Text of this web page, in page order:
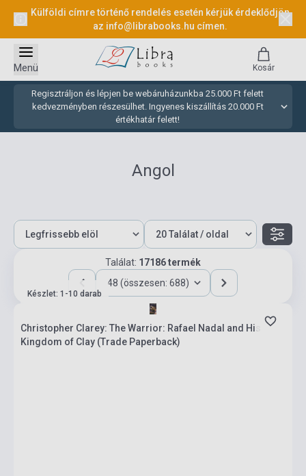
Külföldi címre történő rendelés esetén kérjük érdeklődjön
az info@librabooks.hu címen.
Regisztráljon és lépjen be webáruházunkba 25.000 Ft felett
kedvezményben részesülhet. Ingyenes kiszállítás 20.000 Ft
értékhatár felett!
Menü Kosár
Angol
Találat: 17186 termék
48 (összesen: 688)
Készlet: 1-10 darab
Christopher Clarey: The Warrior: Rafael Nadal and His
Kingdom of Clay (Trade Paperback)